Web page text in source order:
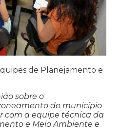
de Planejamento e
sobre o
do município
com a equipe técnica da
e Meio Ambiente e